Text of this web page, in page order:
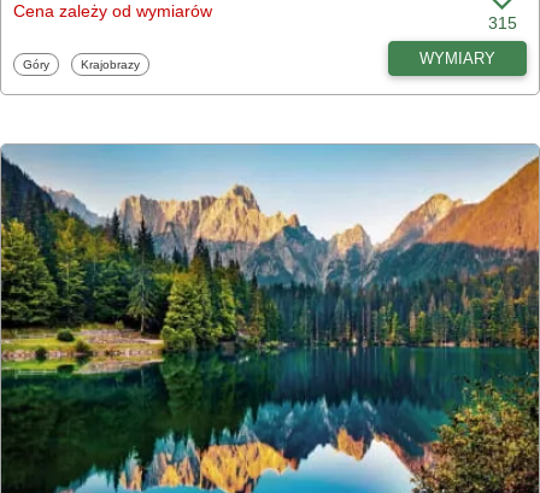
Cena zależy od wymiarów
315
Fototapety
Góry Fototapety
Krajobrazy WYMIARY